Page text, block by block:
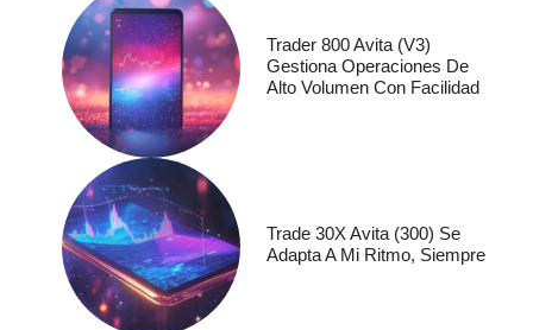
Trader 800 Avita (V3)
Gestiona Operaciones De
Alto Volumen Con Facilidad
Trade 30X Avita (300) Se
Adapta A Mi Ritmo, Siempre